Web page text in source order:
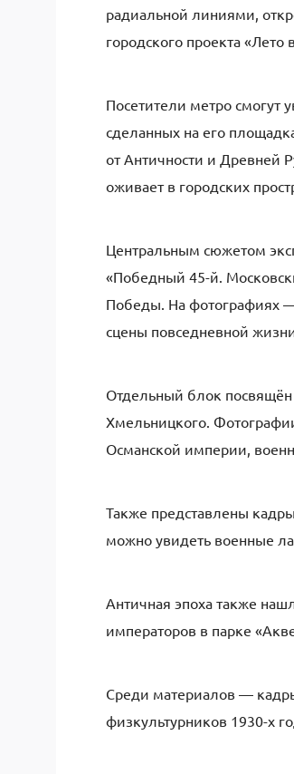
радиальной линиями,
городского проекта «Лето
Посетители метро смогут
сделанных на его
от Античности и Древней
оживает в городских
Центральным сюжетом
«Победный 45-й.
Победы. На фотографиях
сцены повседневной
Отдельный блок посвящён
Хмельницкого.
Османской империи,
Также представлены
можно увидеть военные
Античная эпоха также
императоров в парке
Среди материалов —
физкультурников 1930-х